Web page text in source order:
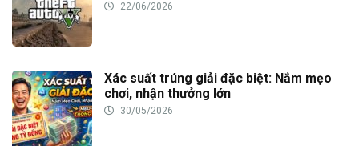
22/06/2026
Xác suất trúng giải đặc biệt: Nắm mẹo
chơi, nhận thưởng lớn
30/05/2026